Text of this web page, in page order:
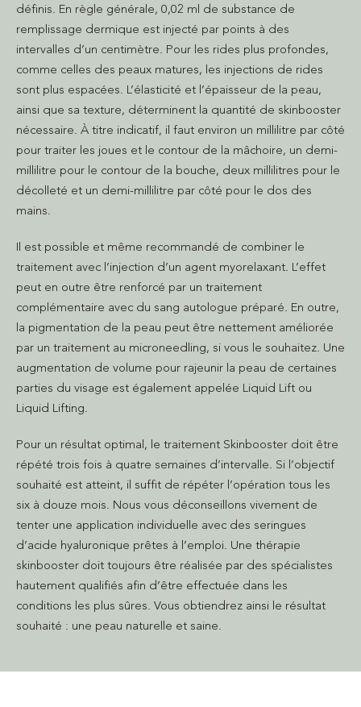
définis. En règle générale, 0,02 ml de substance de
remplissage dermique est injecté par points à des
intervalles d’un centimètre. Pour les rides plus profondes,
comme celles des peaux matures, les injections de rides
sont plus espacées. L’élasticité et l’épaisseur de la peau,
ainsi que sa texture, déterminent la quantité de skinbooster
nécessaire. À titre indicatif, il faut environ un millilitre par côté
pour traiter les joues et le contour de la mâchoire, un demi-
millilitre pour le contour de la bouche, deux millilitres pour le
décolleté et un demi-millilitre par côté pour le dos des
mains.
Il est possible et même recommandé de combiner le
traitement avec l’injection d’un agent myorelaxant. L’effet
peut en outre être renforcé par un traitement
complémentaire avec du sang autologue préparé. En outre,
la pigmentation de la peau peut être nettement améliorée
par un traitement au microneedling, si vous le souhaitez. Une
augmentation de volume pour rajeunir la peau de certaines
parties du visage est également appelée Liquid Lift ou
Liquid Lifting.
Pour un résultat optimal, le traitement Skinbooster doit être
répété trois fois à quatre semaines d’intervalle. Si l’objectif
souhaité est atteint, il suffit de répéter l’opération tous les
six à douze mois. Nous vous déconseillons vivement de
tenter une application individuelle avec des seringues
d’acide hyaluronique prêtes à l’emploi. Une thérapie
skinbooster doit toujours être réalisée par des spécialistes
hautement qualifiés afin d’être effectuée dans les
conditions les plus sûres. Vous obtiendrez ainsi le résultat
souhaité : une peau naturelle et saine.